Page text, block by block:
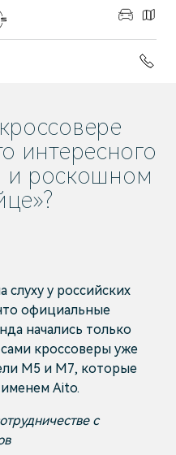
интересного
и роскошном
слуху у российских
официальные
начались только
кроссоверы уже
M5 и M7, которые
Aito.
с